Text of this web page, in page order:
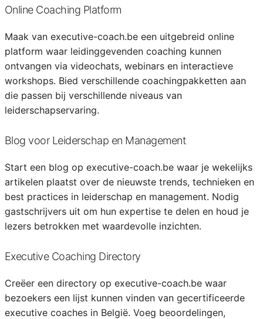
Online Coaching Platform
Maak van executive-coach.be een uitgebreid online
platform waar leidinggevenden coaching kunnen
ontvangen via videochats, webinars en interactieve
workshops. Bied verschillende coachingpakketten aan
die passen bij verschillende niveaus van
leiderschapservaring.
Blog voor Leiderschap en Management
Start een blog op executive-coach.be waar je wekelijks
artikelen plaatst over de nieuwste trends, technieken en
best practices in leiderschap en management. Nodig
gastschrijvers uit om hun expertise te delen en houd je
lezers betrokken met waardevolle inzichten.
Executive Coaching Directory
Creëer een directory op executive-coach.be waar
bezoekers een lijst kunnen vinden van gecertificeerde
executive coaches in België. Voeg beoordelingen,